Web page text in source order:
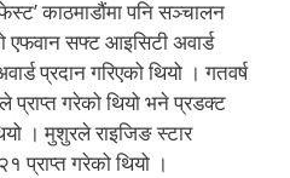
काठमाडौंमा पनि सञ्चालन
सफ्ट आइसिटी अवार्ड
प्रदान गरिएको थियो । गतवर्ष
प्राप्त गरेको थियो भने प्रडक्ट
। मुशुरले राइजिङ स्टार
प्राप्त गरेको थियो ।